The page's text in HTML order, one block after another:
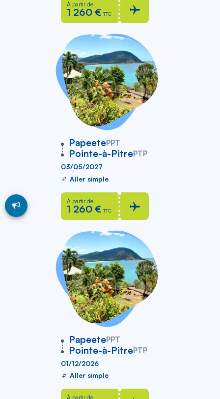
À partir de
1 260 € TTC
PapeetePPT
vers
Pointe-à-PitrePTP
03/05/2027
Aller simple
À partir de
1 260 € TTC
PapeetePPT
vers
Pointe-à-PitrePTP
01/12/2026
Aller simple
À partir de